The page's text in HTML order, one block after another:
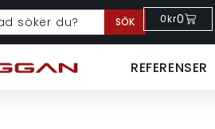
SÖK 0kr0
REFERENSER